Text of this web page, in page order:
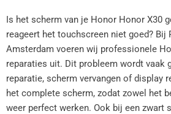
Is het scherm van je Honor Honor X30
reageert het touchscreen niet goed? Bij
Amsterdam voeren wij professionele
reparaties uit. Dit probleem wordt vaak
reparatie, scherm vervangen of display
het complete scherm, zodat zowel het
weer perfect werken. Ook bij een zwart